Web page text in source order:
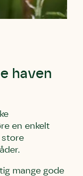
haven
en enkelt
store
mange gode